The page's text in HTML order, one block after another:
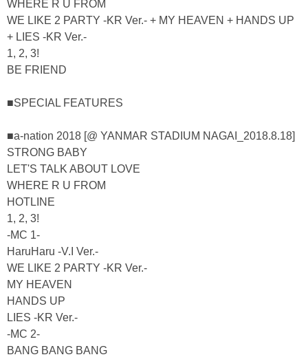
WHERE R U FROM
WE LIKE 2 PARTY -KR Ver.- + MY HEAVEN + HANDS UP
+ LIES -KR Ver.-
1, 2, 3!
BE FRIEND
■SPECIAL FEATURES
■a-nation 2018 [@ YANMAR STADIUM NAGAI_2018.8.18]
STRONG BABY
LET'S TALK ABOUT LOVE
WHERE R U FROM
HOTLINE
1, 2, 3!
-MC 1-
HaruHaru -V.I Ver.-
WE LIKE 2 PARTY -KR Ver.-
MY HEAVEN
HANDS UP
LIES -KR Ver.-
-MC 2-
BANG BANG BANG